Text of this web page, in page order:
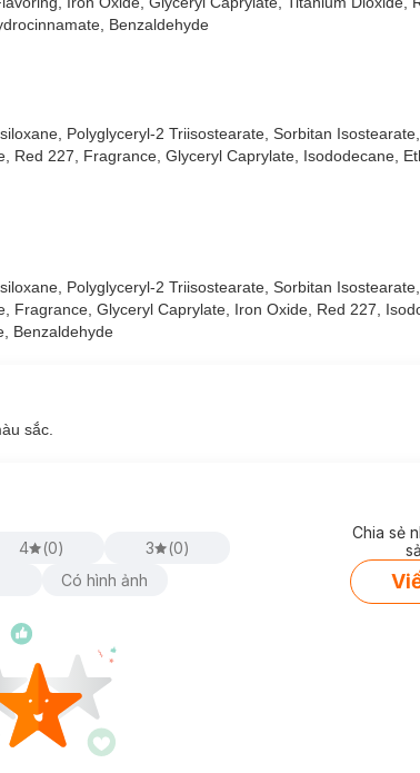
nhiều lớp càng thêm rạng rỡ.
khi lớp son ổn định lại trên môi.
nét.
Benzaldehyde
Polyglyceryl-2 Triisostearate, Sorbitan Isostearate,
227, Fragrance, Glyceryl Caprylate, Isododecane,
Polyglyceryl-2 Triisostearate, Sorbitan Isostearate,
Fragrance, Glyceryl Caprylate, Iron Oxide, Red 227,
Benzaldehyde
sắc.
4 (0) 3 (0)
Có hình ảnh
Chia sẻ